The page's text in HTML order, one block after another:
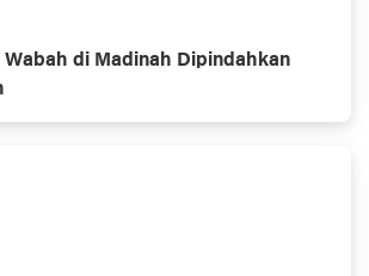
Wabah di Madinah Dipindahkan